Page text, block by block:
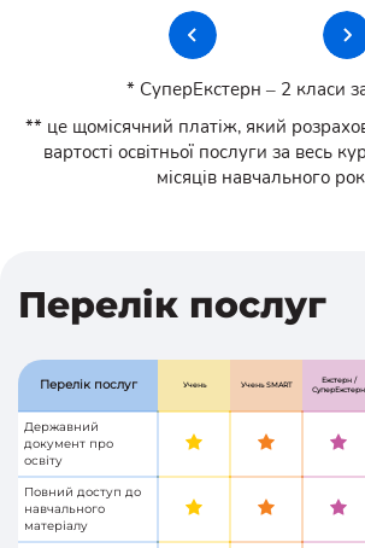
* СуперЕкстерн – 2 класи
** це щомісячний платіж, який
вартості освітньої послуги за весь
місяців навчального
Перелік послуг
Перелік послуг Учень Учень SMART
Екстерн /
СуперЕкстерн
Державний
документ про
освіту
Повний доступ до
навчального
матеріалу